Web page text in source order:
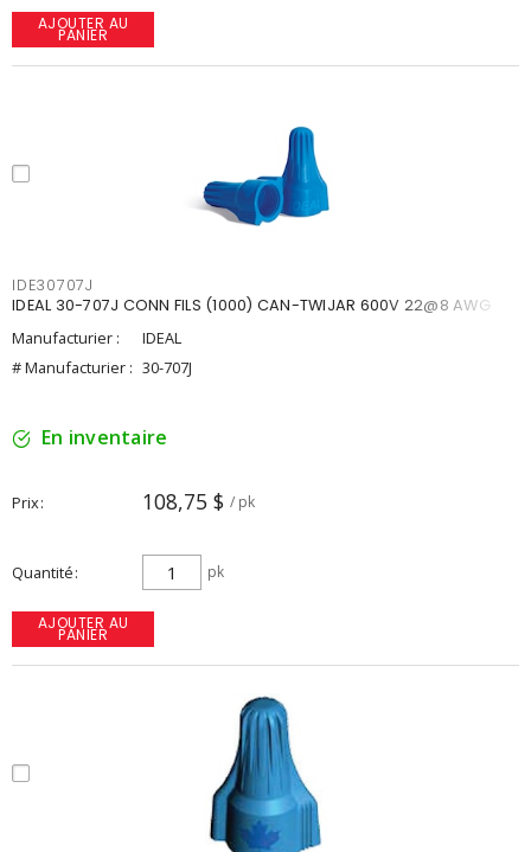
AJOUTER AU
PANIER
IDE30707J
IDEAL 30-707J CONN FILS (1000) CAN-TWIJAR 600V 22@8 AWG
Manufacturier :
IDEAL
# Manufacturier : 30-707J
En inventaire
Prix 108,75 $ / pk
Quantité pk
AJOUTER AU
PANIER